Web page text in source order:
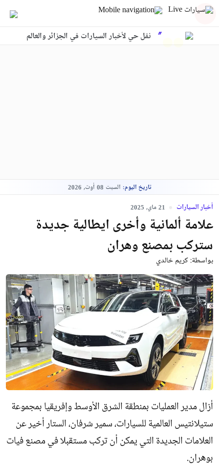
نقل حي لأخبار السيارات في الجزائر والعالم
تاريخ اليوم: السبت 08 أوت, 2026
أخبار السيارات 21 ماي, 2025
علامة ألمانية وأخرى ايطالية جديدة
ستركب بمصنع وهران
بواسطة:كريم خالدي
أزال مدير العمليات بمنطقة الشرق الأوسط وإفريقيا بمجموعة
ستيلانتيس العالمية للسيارات، سمير شرفان، الستار أخير عن
العلامات الجديدة التي يمكن أن تركب مستقبلا في مصنع فيات
بوهران.